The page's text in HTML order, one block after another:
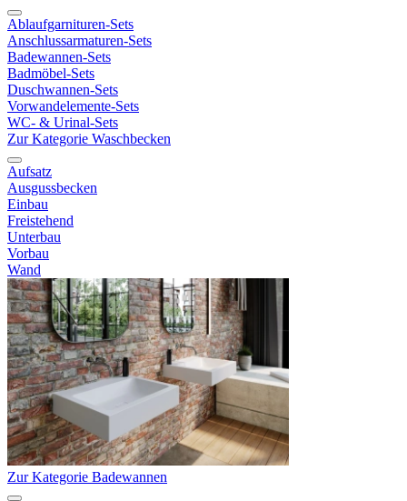
Ablaufgarnituren-Sets
Anschlussarmaturen-Sets
Badewannen-Sets
Badmöbel-Sets
Duschwannen-Sets
Vorwandelemente-Sets
WC- & Urinal-Sets
Zur Kategorie Waschbecken
Aufsatz
Ausgussbecken
Einbau
Freistehend
Unterbau
Vorbau
Wand
Zur Kategorie Badewannen